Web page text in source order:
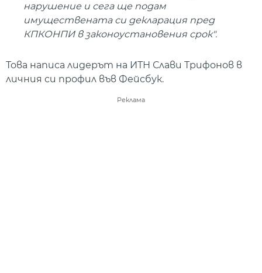
нарушение и сега ще подам
имуществената си декларация пред
КПКОНПИ в законоустановения срок".
Това написа лидерът на ИТН Слави Трифонов в
личния си профил във Фейсбук.
Реклама